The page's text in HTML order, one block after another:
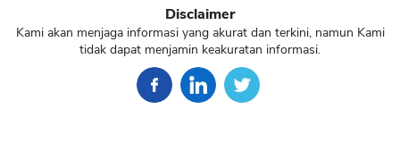
Disclaimer
Kami akan menjaga informasi yang akurat dan terkini, namun Kami
tidak dapat menjamin keakuratan informasi.